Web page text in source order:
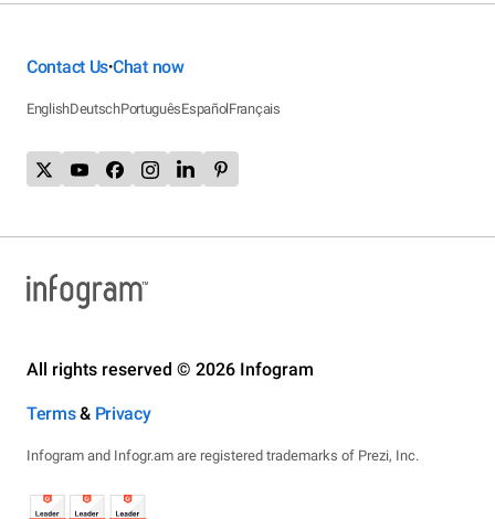
Contact Us•Chat now
EnglishDeutschPortuguêsEspañolFrançais
All rights reserved © 2026 Infogram
Terms& Privacy
Infogram and Infogr.am are registered trademarks of Prezi, Inc.